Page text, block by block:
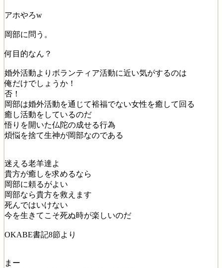
アホやろw
岡部に問う。
何目的なん？
婚外活動よりボランティア活動に近い気がするのは
俺だけでしょうか！
否！
岡部は婚外活動を通じて裕福でない女性を癒して回る
癒し活動をしているのだ
悟りを開いた仏陀の成せる行為
煩悩を捨て生神が岡部なのである
迷える老羊達よ
貴方が癒しを求めるなら
岡部に頼るがよい
岡部なら貴方を救えます
死んではいけない
今を生きてこそ死ぬ時が楽しいのだ
OKABE書記8節より
まー